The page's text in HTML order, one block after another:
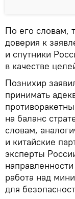
По его словам,
доверия к
и спутники
в качестве
Познихир
принимать
на баланс
словам,
и китайские
эксперты
работа над
для